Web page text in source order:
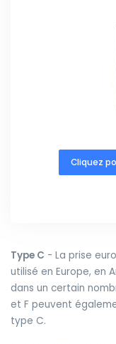
Cliquez
Type C - La prise
utilisé en Europe, en
dans un certain
et F peuvent
type C.